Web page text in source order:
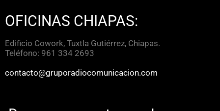
OFICINAS CHIAPAS:
Edificio Cowork, Tuxtla Gutiérrez, Chiapas.
Teléfono: 961 334 2693
contacto@gruporadiocomunicacion.com